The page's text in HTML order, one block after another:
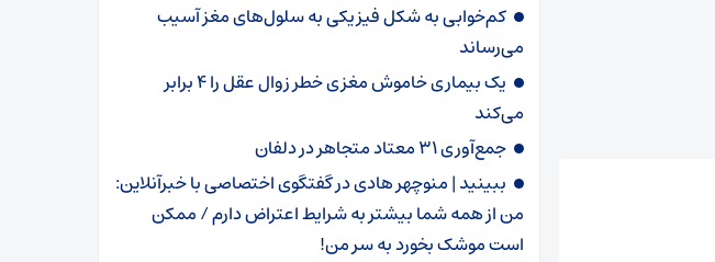
کم‌خوابی به شکل فیزیکی به سلول‌های مغز آسیب
می‌رساند
یک بیماری خاموش مغزی خطر زوال عقل را ۴ برابر
می‌کند
جمع‌آوری ۳۱ معتاد متجاهر در دلفان
ببینید | منوچهر هادی در گفتگوی اختصاصی با خبرآنلاین:
من از همه شما بیشتر به شرایط اعتراض دارم / ممکن
است موشک بخورد به سر من!